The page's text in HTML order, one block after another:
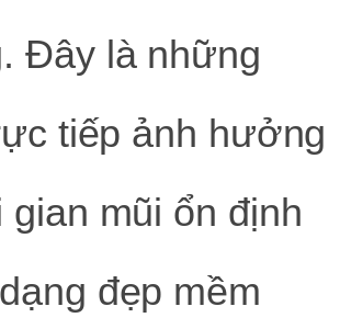
Đây là những
tiếp ảnh hưởng
gian mũi ổn định
đẹp mềm